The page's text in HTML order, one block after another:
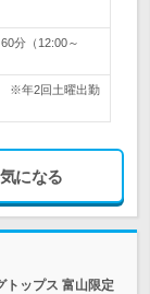
分（12:00～
※年2回土曜出勤
気になる
トップス 富山限定